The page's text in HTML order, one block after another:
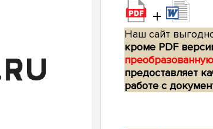
+
Наш сайт
кроме PDF
предоставляет
работе с